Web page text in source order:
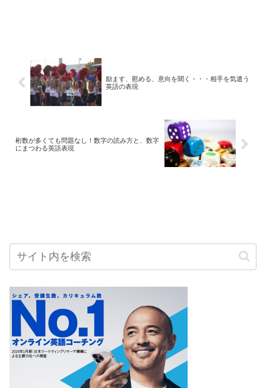
励ます、慰める、意向を聞く・・・相手を気遣う
英語の表現
桁数が多くても問題なし！数字の読み方と、数字
にまつわる英語表現